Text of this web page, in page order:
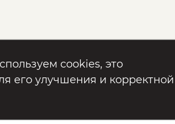
cookies, это
его улучшения и корректной